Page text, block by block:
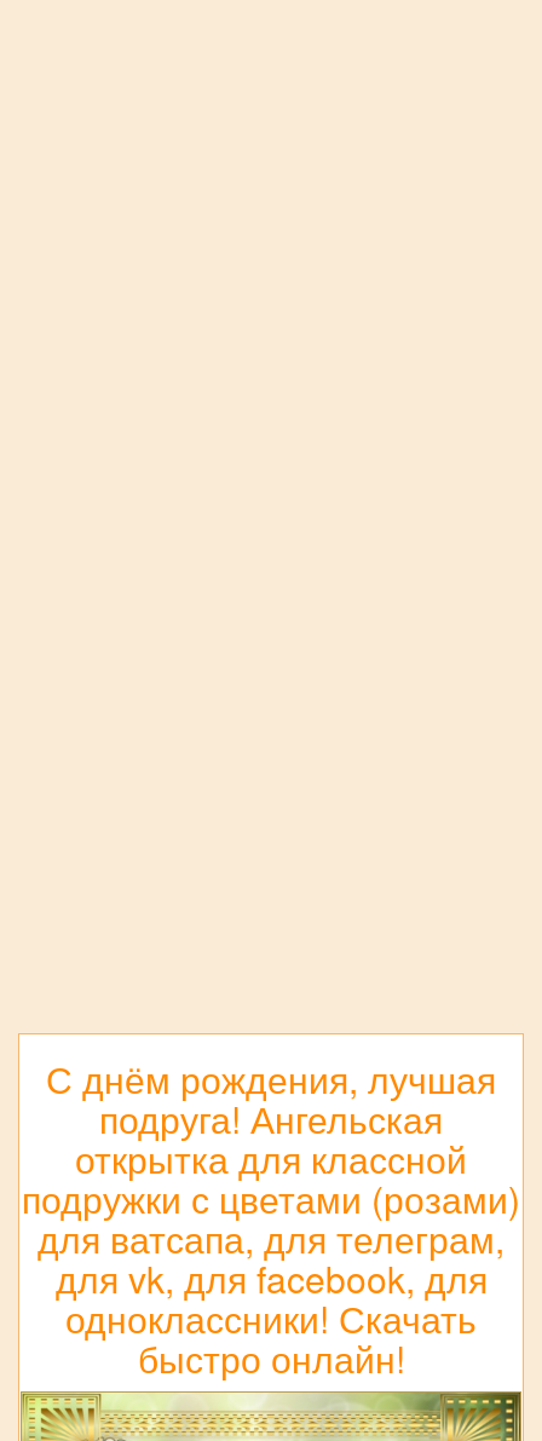
С днём рождения, лучшая
подруга! Ангельская
открытка для классной
подружки с цветами (розами)
для ватсапа, для телеграм,
для vk, для facebook, для
одноклассники! Скачать
быстро онлайн!